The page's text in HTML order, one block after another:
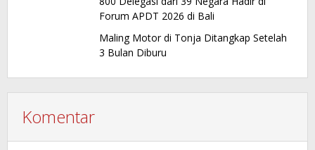
Forum APDT 2026 di Bali
Maling Motor di Tonja Ditangkap Setelah
3 Bulan Diburu
Komentar